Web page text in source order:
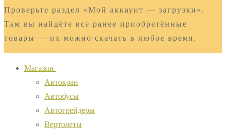
Проверьте раздел «Мой аккаунт — загрузки».
Там вы найдёте все ранее приобретённые
товары — их можно скачать в любое время.
Магазин
Автокран
Автобусы
Автогрейдеры
Вертолеты